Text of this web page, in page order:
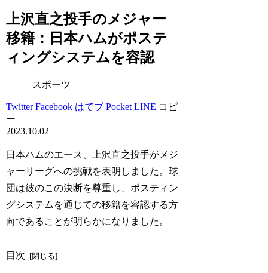
上沢直之投手のメジャー
移籍：日本ハムがポステ
ィングシステムを容認
スポーツ
Twitter Facebook はてブ Pocket LINE コピ
ー
2023.10.02
日本ハムのエース、上沢直之投手がメジ
ャーリーグへの挑戦を表明しました。球
団は彼のこの決断を尊重し、ポスティン
グシステムを通じての移籍を容認する方
向であることが明らかになりました。
目次